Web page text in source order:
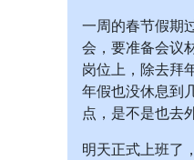
一周的春节假期
会，要准备会议
岗位上，除去拜
年假也没休息到
点，是不是也去
明天正式上班了